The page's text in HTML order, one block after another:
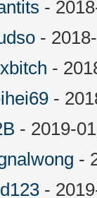
-
-
-
-
- 2019-
-
-